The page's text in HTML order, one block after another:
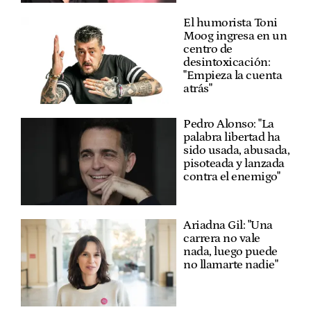
El humorista Toni
Moog ingresa en un
centro de
desintoxicación:
"Empieza la cuenta
atrás"
Pedro Alonso: "La
palabra libertad ha
sido usada, abusada,
pisoteada y lanzada
contra el enemigo"
Ariadna Gil: "Una
carrera no vale
nada, luego puede
no llamarte nadie"